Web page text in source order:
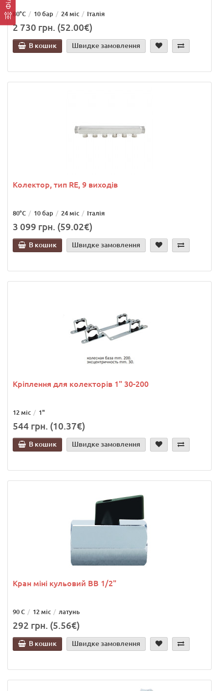
80°C 10 бар 24 міс Італія
2 730 грн. (52.00€)
В кошик Швидке замовлення
Колектор, тип RE, 9 виходів
80°C 10 бар 24 міс Італія
3 099 грн. (59.02€)
В кошик Швидке замовлення
Кріплення для колекторів 1" 30-200
12 міс 1"
544 грн. (10.37€)
В кошик Швидке замовлення
Кран міні кульовий ВВ 1/2"
90 С 12 міс латунь
292 грн. (5.56€)
В кошик Швидке замовлення